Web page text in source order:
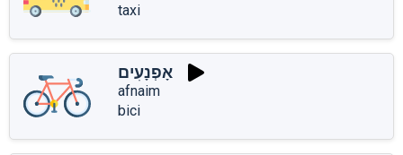
taxi
אָפְנָעִים
afnaim
bici